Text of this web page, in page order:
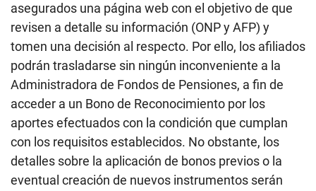
asegurados una página web con el objetivo de que
revisen a detalle su información (ONP y AFP) y
tomen una decisión al respecto. Por ello, los afiliados
podrán trasladarse sin ningún inconveniente a la
Administradora de Fondos de Pensiones, a fin de
acceder a un Bono de Reconocimiento por los
aportes efectuados con la condición que cumplan
con los requisitos establecidos. No obstante, los
detalles sobre la aplicación de bonos previos o la
eventual creación de nuevos instrumentos serán